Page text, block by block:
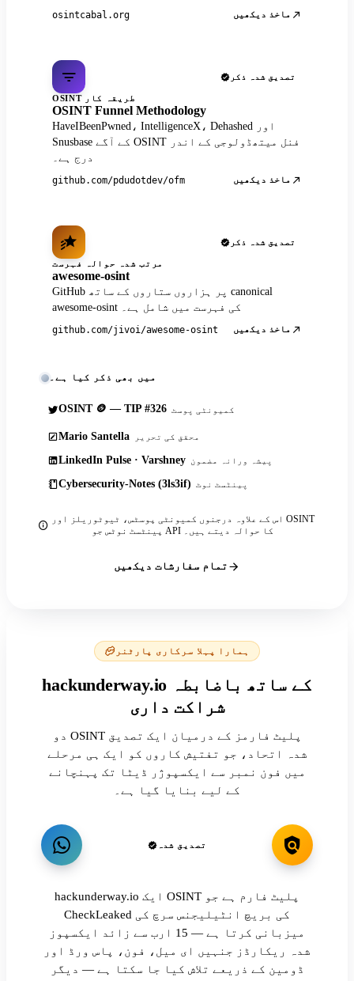
osintcabal.org ماخذ دیکھیں
تصدیق شدہ ذکر
OSINT طریقہ کار
OSINT Funnel Methodology
HaveIBeenPwned، IntelligenceX، Dehashed اور
Snusbase کے آگے OSINT فنل میتھڈولوجی کے اندر
درج ہے۔
github.com/pdudotdev/ofm ماخذ دیکھیں
تصدیق شدہ ذکر
مرتب شدہ حوالہ فہرست
awesome-osint
GitHub پر ہزاروں ستاروں کے ساتھ canonical
awesome-osint کی فہرست میں شامل ہے۔
github.com/jivoi/awesome-osint ماخذ دیکھیں
میں بھی ذکر کیا ہے۔
OSINT 🪙 — TIP #326 کمیونٹی پوسٹ
Mario Santella محقق کی تحریر
LinkedIn Pulse · Varshney پیشہ ورانہ مضمون
Cybersecurity-Notes (3ls3if) پینٹسٹ نوٹ
اس کے علاوہ درجنوں کمیونٹی پوسٹس، ٹیوٹوریلز اور OSINT
پینٹسٹ نوٹس جو API کا حوالہ دیتے ہیں۔
تمام سفارشات دیکھیں
ہمارا پہلا سرکاری پارٹنر
hackunderway.io کے ساتھ باضابطہ
شراکت داری
دو OSINT پلیٹ فارمز کے درمیان ایک تصدیق
شدہ اتحاد، جو تفتیش کاروں کو ایک ہی مرحلے
میں فون نمبر سے ایکسپوژر ڈیٹا تک پہنچانے
کے لیے بنایا گیا ہے۔
تصدیق شدہ
hackunderway.io ایک OSINT پلیٹ فارم ہے جو
CheckLeaked کی بریچ انٹیلیجنس سرچ کی
میزبانی کرتا ہے — 15 ارب سے زائد ایکسپوز
شدہ ریکارڈز جنہیں ای میل، فون، پاس ورڈ اور
ڈومین کے ذریعے تلاش کیا جا سکتا ہے — دیگر